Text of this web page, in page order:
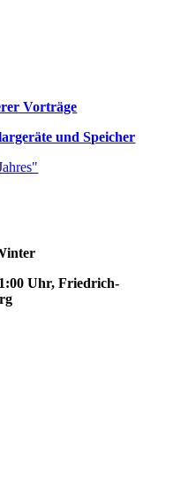
Vorträge
und Speicher
Uhr, Friedrich-